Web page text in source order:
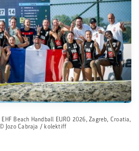
Beach Handball EURO 2026, Zagreb, Croatia,
Jozo Cabraja / kolektiff